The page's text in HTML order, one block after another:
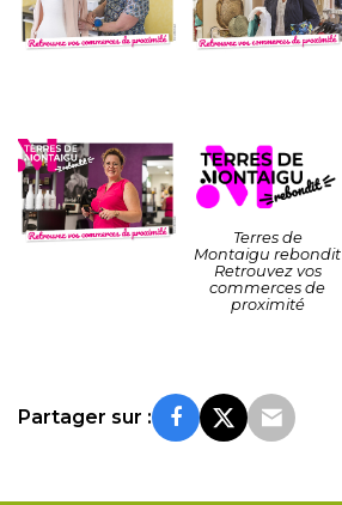
Terres de
Montaigu rebondit
Retrouvez vos
commerces de
proximité
Partager sur :